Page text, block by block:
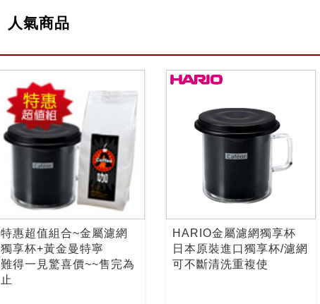
人氣商品
特惠超值組合~金屬濾網
獨享杯+黃金曼特寧
難得一見驚喜價~~售完為
止
HARIO金屬濾網獨享杯
日本原裝進口獨享杯/濾網
可不斷清洗重複使